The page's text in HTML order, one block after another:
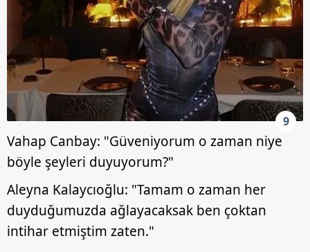
9
Vahap Canbay: "Güveniyorum o zaman niye
böyle şeyleri duyuyorum?"
Aleyna Kalaycıoğlu: "Tamam o zaman her
duyduğumuzda ağlayacaksak ben çoktan
intihar etmiştim zaten."